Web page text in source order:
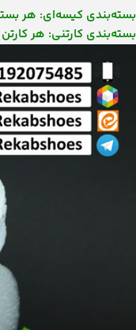
بسته‌بندی کیسه‌ای: هر بسته حاوی ۵۰ جفت دمپایی در
بسته‌بندی کارتنی: هر کارتن حاوی ۲۴ جفت دمپایی بوده و در رنگ‌های آبی، سرمه‌ای